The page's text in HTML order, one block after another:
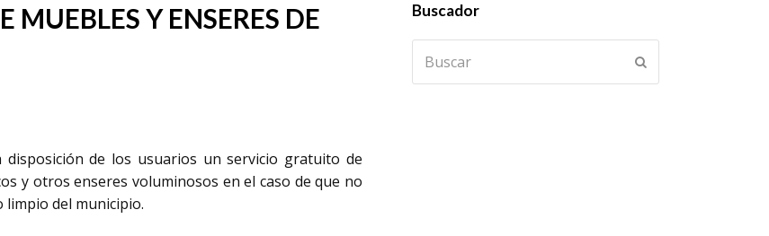
MUEBLES Y ENSERES DE
de los usuarios un servicio gratuito de
y otros enseres voluminosos en el caso de que no
del municipio.
Buscador